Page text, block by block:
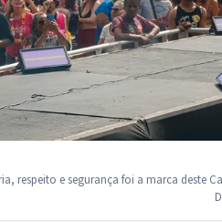
respeito e segurança foi a marca deste